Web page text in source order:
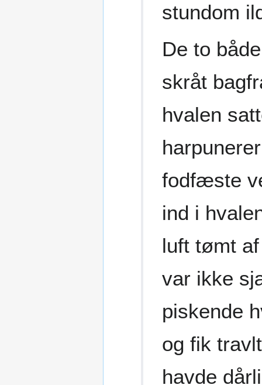
stundom
De to
skråt
hvalen
fodfæste
ind i
luft tømt
var ikke
piskende
og fik
havde